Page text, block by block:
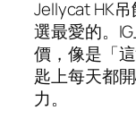
Jellycat HK
選最愛的。
價，像是「
匙上每天都
力。